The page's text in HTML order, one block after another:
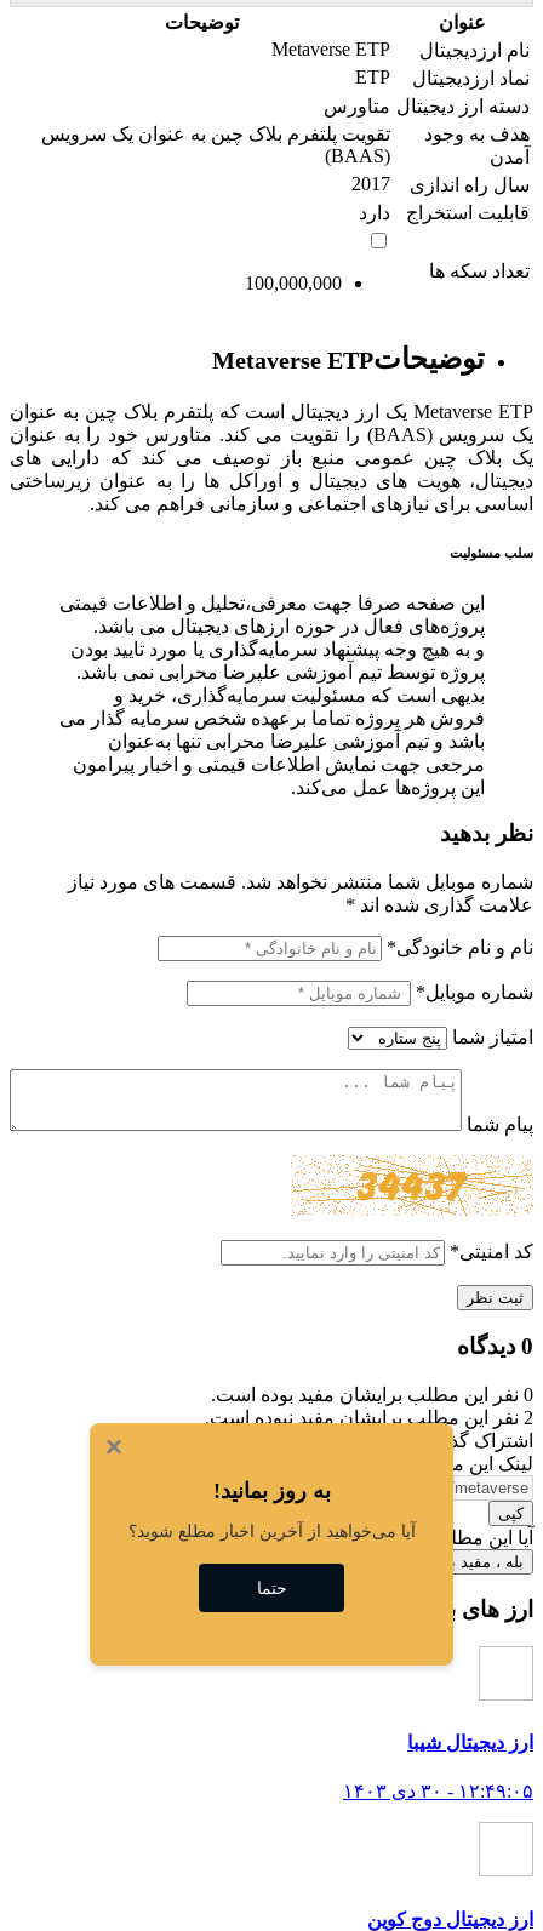
عنوان
توضیحات
نام ارزدیجیتال
Metaverse ETP
نماد ارزدیجیتال
ETP
دسته ارز دیجیتال متاورس
هدف به وجود
آمدن
تقویت پلتفرم بلاک چین به عنوان یک سرویس
(BAAS)
سال راه اندازی
2017
قابلیت استخراج
دارد
تعداد سکه ها
100,000,000
توضیحاتMetaverse ETP
Metaverse ETP یک ارز دیجیتال است که پلتفرم بلاک چین به عنوان
یک سرویس (BAAS) را تقویت می کند. متاورس خود را به عنوان
یک بلاک چین عمومی منبع باز توصیف می کند که دارایی های
دیجیتال، هویت های دیجیتال و اوراکل ها را به عنوان زیرساختی
اساسی برای نیازهای اجتماعی و سازمانی فراهم می کند.
سلب مسئولیت
این صفحه صرفا جهت معرفی،تحلیل و اطلاعات قیمتی
پروژه‌های فعال در حوزه ارزهای دیجیتال می باشد.
و به هیچ وجه پیشنهاد سرمایه‌گذاری یا مورد تایید بودن
پروژه توسط تیم آموزشی علیرضا محرابی نمی باشد.
بدیهی است که مسئولیت سرمایه‌گذاری، خرید و
فروش هر پروژه تماما برعهده شخص سرمایه گذار می
باشد و تیم آموزشی علیرضا محرابی تنها به‌عنوان
مرجعی جهت نمایش اطلاعات قیمتی و اخبار پیرامون
این پروژه‌‌ها عمل می‌کند.
نظر بدهید
شماره موبایل شما منتشر نخواهد شد. قسمت های مورد نیاز
علامت گذاری شده اند *
نام و نام خانودگی*
شماره موبایل*
امتیاز شما
پیام شما
کد امنیتی*
ثبت نظر
0 دیدگاه
0 نفر این مطلب برایشان مفید بوده است.
2 نفر این مطلب برایشان مفید نبوده است.
اشتراک گذاری این مطلب
لینک این مطلب
کپی
آیا این مطلب برای شما مفید بود؟
بله ، مفید بود خیر ، مفید نبود
ارز های بروزرسانی شده
ارز ديجيتال شیبا
۱۲:۴۹:۰۵ - ۳۰ دی ۱۴۰۳
ارز دیجیتال دوج کوین
×
به روز بمانید!
آیا می‌خواهید از آخرین اخبار مطلع شوید؟
حتما